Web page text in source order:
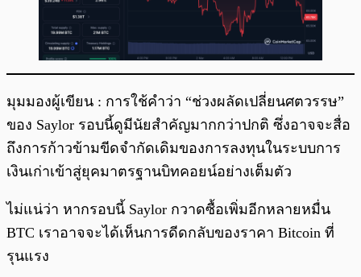
มุมมองผู้เขียน : การใช้คำว่า “ช่วงผลัดเปลี่ยนศตวรรษ”
ของ Saylor รอบนี้ดูมีนัยสำคัญมากกว่าปกติ ซึ่งอาจจะสื่อ
ถึงการก้าวข้ามขีดจำกัดเดิมของการลงทุนในระบบการ
เงินเก่าเข้าสู่ยุคมาตรฐานบิทคอยน์อย่างเต็มตัว
ไม่แน่ว่า หากรอบนี้ Saylor กวาดซื้อเพิ่มอีกหลายหมื่น
BTC เราอาจจะได้เห็นการดีดกลับของราคา Bitcoin ที่
รุนแรง